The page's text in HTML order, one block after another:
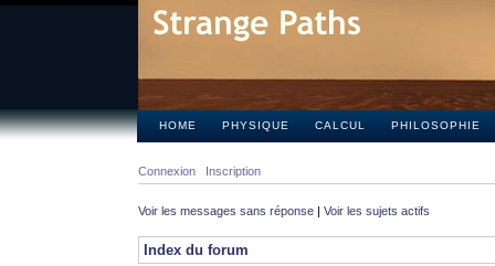
HOME PHYSIQUE CALCUL PHILOSOPHIE
Connexion Inscription
Voir les messages sans réponse | Voir les sujets actifs
Index du forum